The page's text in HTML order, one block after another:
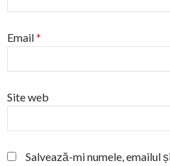
Email*
Site web
Salvează-mi numele, emailul